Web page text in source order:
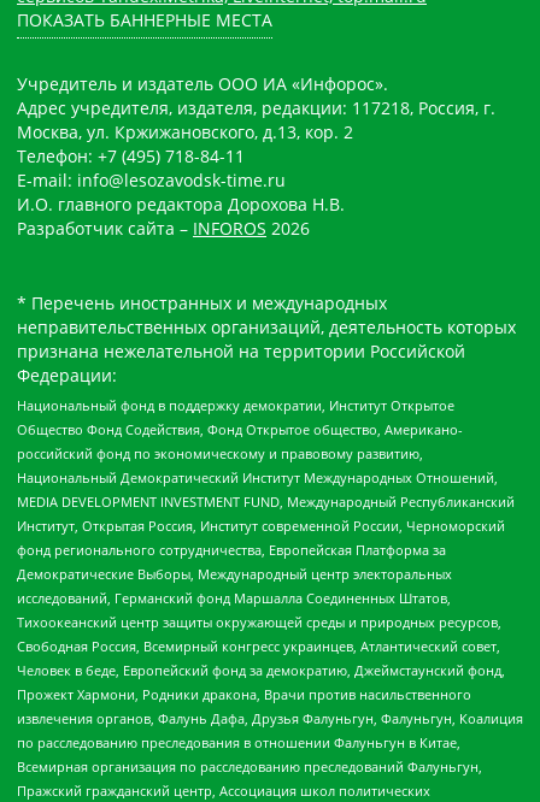
ПОКАЗАТЬ БАННЕРНЫЕ МЕСТА
Учредитель и издатель ООО ИА «Инфорос».
Адрес учредителя, издателя, редакции: 117218, Россия, г.
Москва, ул. Кржижановского, д.13, кор. 2
Телефон: +7 (495) 718-84-11
E-mail: info@lesozavodsk-time.ru
И.О. главного редактора Дорохова Н.В.
Разработчик сайта – INFOROS 2026
* Перечень иностранных и международных
неправительственных организаций, деятельность которых
признана нежелательной на территории Российской
Федерации:
Национальный фонд в поддержку демократии, Институт Открытое
Общество Фонд Содействия, Фонд Открытое общество, Американо-
российский фонд по экономическому и правовому развитию,
Национальный Демократический Институт Международных Отношений,
MEDIA DEVELOPMENT INVESTMENT FUND, Международный Республиканский
Институт, Открытая Россия, Институт современной России, Черноморский
фонд регионального сотрудничества, Европейская Платформа за
Демократические Выборы, Международный центр электоральных
исследований, Германский фонд Маршалла Соединенных Штатов,
Тихоокеанский центр защиты окружающей среды и природных ресурсов,
Свободная Россия, Всемирный конгресс украинцев, Атлантический совет,
Человек в беде, Европейский фонд за демократию, Джеймстаунский фонд,
Прожект Хармони, Родники дракона, Врачи против насильственного
извлечения органов, Фалунь Дафа, Друзья Фалуньгун, Фалуньгун, Коалиция
по расследованию преследования в отношении Фалуньгун в Китае,
Всемирная организация по расследованию преследований Фалуньгун,
Пражский гражданский центр, Ассоциация школ политических